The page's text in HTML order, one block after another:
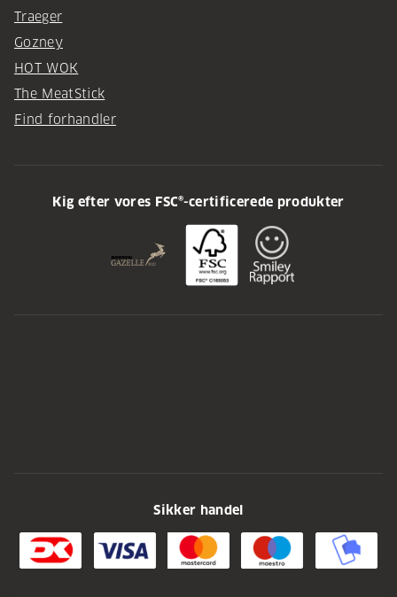
Traeger
Gozney
HOT WOK
The MeatStick
Find forhandler
Kig efter vores FSC®-certificerede produkter
Sikker handel